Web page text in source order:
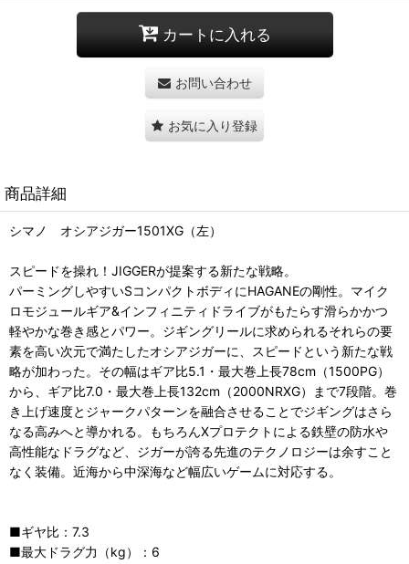
カートに入れる
お問い合わせ
お気に入り登録
商品詳細
シマノ オシアジガー1501XG（左）
スピードを操れ！JIGGERが提案する新たな戦略。
パーミングしやすいSコンパクトボディにHAGANEの剛性。マイク
ロモジュールギア&インフィニティドライブがもたらす滑らかかつ
軽やかな巻き感とパワー。ジギングリールに求められるそれらの要
素を高い次元で満たしたオシアジガーに、スピードという新たな戦
略が加わった。その幅はギア比5.1・最大巻上長78cm（1500PG）
から、ギア比7.0・最大巻上長132cm（2000NRXG）まで7段階。巻
き上げ速度とジャークパターンを融合させることでジギングはさら
なる高みへと導かれる。もちろんXプロテクトによる鉄壁の防水や
高性能なドラグなど、ジガーが誇る先進のテクノロジーは余すこと
なく装備。近海から中深海など幅広いゲームに対応する。
■ギヤ比：7.3
■最大ドラグ力（kg）：6